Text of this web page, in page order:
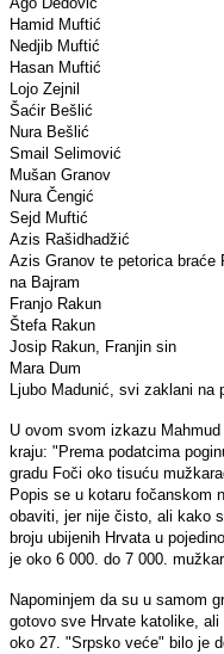
Hamid Muftić
Nedjib Muftić
Hasan Muftić
Lojo Zejnil
Šaćir Bešlić
Nura Bešlić
Smail Selimović
Mušan Granov
Nura Čengić
Sejd Muftić
Azis Rašidhadžić
Azis Granov te petorica braće
na Bajram
Franjo Rakun
Štefa Rakun
Josip Rakun, Franjin sin
Mara Dum
Ljubo Madunić, svi zaklani na
U ovom svom izkazu
kraju: "Prema podatcima
gradu Foči oko tisuću
Popis se u kotaru fočanskom
obaviti, jer nije čisto, ali kako
broju ubijenih Hrvata u
je oko 6 000. do 7 000.
Napominjem da su u samom
gotovo sve Hrvate katolike,
oko 27. "Srpsko veće" bilo je